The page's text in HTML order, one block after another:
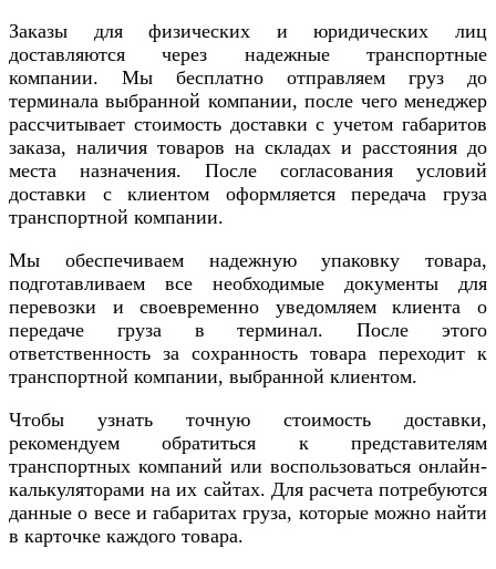
Заказы для физических и юридических лиц
доставляются через надежные транспортные
компании. Мы бесплатно отправляем груз до
терминала выбранной компании, после чего менеджер
рассчитывает стоимость доставки с учетом габаритов
заказа, наличия товаров на складах и расстояния до
места назначения. После согласования условий
доставки с клиентом оформляется передача груза
транспортной компании.
Мы обеспечиваем надежную упаковку товара,
подготавливаем все необходимые документы для
перевозки и своевременно уведомляем клиента о
передаче груза в терминал. После этого
ответственность за сохранность товара переходит к
транспортной компании, выбранной клиентом.
Чтобы узнать точную стоимость доставки,
рекомендуем обратиться к представителям
транспортных компаний или воспользоваться онлайн-
калькуляторами на их сайтах. Для расчета потребуются
данные о весе и габаритах груза, которые можно найти
в карточке каждого товара.